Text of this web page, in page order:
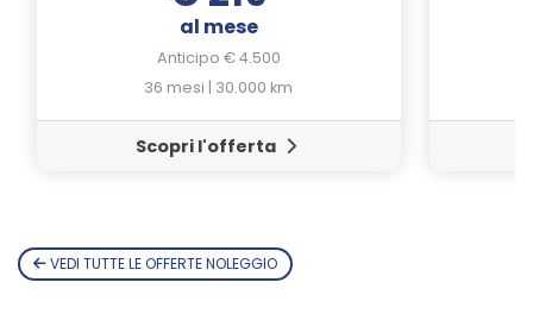
al mese
Anticipo € 4.500
36 mesi | 30.000 km
Scopri l'offerta
VEDI TUTTE LE OFFERTE NOLEGGIO